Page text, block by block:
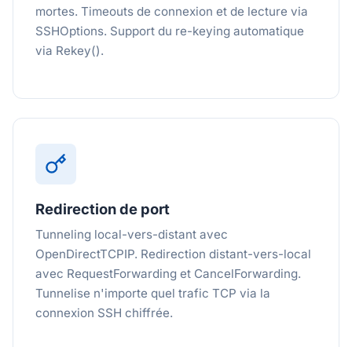
mortes. Timeouts de connexion et de lecture via
SSHOptions. Support du re-keying automatique
via Rekey().
Redirection de port
Tunneling local-vers-distant avec
OpenDirectTCPIP. Redirection distant-vers-local
avec RequestForwarding et CancelForwarding.
Tunnelise n'importe quel trafic TCP via la
connexion SSH chiffrée.